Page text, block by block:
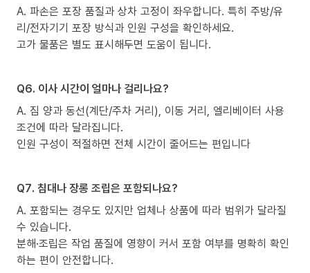
A. 파손은 포장 품질과 상차 고정이 좌우합니다. 특히 주방/유
리/전자기기 포장 방식과 인원 구성을 확인하세요.
고가 물품은 별도 표시해두면 도움이 됩니다.
Q6. 이사 시간이 얼마나 걸리나요?
A. 짐 양과 동선(계단/주차 거리), 이동 거리, 엘리베이터 사용
조건에 따라 달라집니다.
인원 구성이 적절하면 전체 시간이 줄어드는 편입니다
Q7. 침대나 장롱 조립은 포함되나요?
A. 포함되는 경우도 있지만 업체나 상품에 따라 범위가 달라질
수 있습니다.
분해·조립은 작업 품질에 영향이 커서 포함 여부를 명확히 확인
하는 편이 안전합니다.